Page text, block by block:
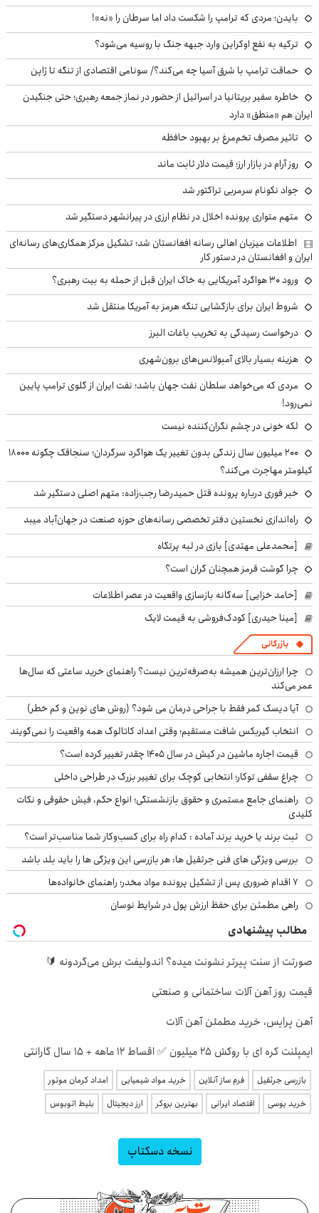
بایدن؛ مردی که ترامپ را شکست داد اما سرطان را «نه»!
ترکیه به نفع اوکراین وارد جبهه جنگ با روسیه می‌شود؟
حماقت ترامپ با شرق آسیا چه می‌کند؟/ سونامی اقتصادی از تنگه تا ژاپن
خاطره سفیر بریتانیا در اسرائیل از حضور در نماز جمعه رهبری؛ حتی جنگیدن
ایران هم «منطق» دارد
تاثیر مصرف تخم‌مرغ بر بهبود حافظه
روز آرام در بازار ارز؛ قیمت دلار ثابت ماند
جواد نکونام سرمربی تراکتور شد
متهم متواری پرونده اخلال در نظام ارزی در پیرانشهر دستگیر شد
اطلاعات میزبان اهالی رسانه افغانستان شد؛ تشکیل مرکز همکاری‌های رسانه‌ای
ایران و افغانستان در دستور کار
ورود ۳۰ هواگرد آمریکایی به خاک ایران قبل از حمله به بیت رهبری؟
شروط ایران برای بازگشایی تنگه هرمز به آمریکا منتقل شد
درخواست رسیدگی به تخریب باغات البرز
هزینه بسیار بالای آمبولانس‌های برون‌شهری
مردی که می‌خواهد سلطان نفت جهان باشد؛ نفت ایران از گلوی ترامپ پایین
نمی‌رود!
لکه خونی در چشم نگران‌کننده نیست
۲۰۰ میلیون سال زندگی بدون تغییر یک هواگرد سرگردان؛ سنجاقک‌ چگونه ۱۸۰۰۰
کیلومتر مهاجرت می‌کند؟
خبر فوری درباره پرونده قتل حمیدرضا رجب‌زاده: متهم اصلی دستگیر شد
راه‌اندازی نخستین دفتر تخصصی رسانه‌های حوزه صنعت در جهان‌آباد میبد
[محمدعلی مهتدی] بازی در لبه پرتگاه
چرا گوشت قرمز همچنان گران است؟
[حامد خزایی] سه‌گانه بازسازی واقعیت در عصر اطلاعات
[مینا حیدری] کودک‌فروشی به قیمت لایک
بازرگانی
چرا ارزان‌ترین همیشه به‌صرفه‌ترین نیست؟ راهنمای خرید ساعتی که سال‌ها
عمر می‌کند
آیا دیسک کمر فقط با جراحی درمان می شود؟ (روش های نوین و کم خطر)
انتخاب گیربکس شافت مستقیم؛ وقتی اعداد کاتالوگ همه واقعیت را نمی‌گویند
قیمت اجاره ماشین در کیش در سال ۱۴۰۵ چقدر تغییر کرده است؟
چراغ سقفی توکار؛ انتخابی کوچک برای تغییر بزرگ در طراحی داخلی
راهنمای جامع مستمری و حقوق بازنشستگی؛ انواع حکم، فیش حقوقی و نکات
کلیدی
ثبت برند یا خرید برند آماده : کدام راه برای کسب‌وکار شما مناسب‌تر است؟
بررسی ویژگی های فنی جرثقیل ها: هر بازرسی این ویژگی ها را باید بلد باشد
۷ اقدام ضروری پس از تشکیل پرونده مواد مخدر؛ راهنمای خانواده‌ها
راهی مطمئن برای حفظ ارزش پول در شرایط نوسان
مطالب پیشنهادی
صورتت از سنت پیرتر نشونت میده؟ اندولیفت برش می‌گردونه 🔰
قیمت روز آهن آلات ساختمانی و صنعتی
آهن پرایس، خرید مطمئن آهن آلات
ایمپلنت کره ای با روکش 25 میلیون ✅ اقساط 12 ماهه + 15 سال گارانتی
بازرسی جرثقیل فرم ساز آنلاین خرید مواد شیمیایی
امداد کرمان موتور
خرید یوسی
اقتصاد ایرانی بهترین بروکر ارز دیجیتال بلیط اتوبوس
نسخه دسکتاپ